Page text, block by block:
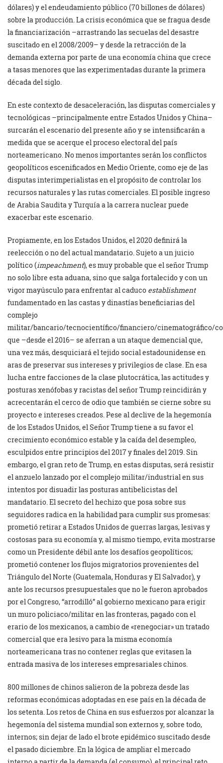
dólares) y el endeudamiento público (70 billones de dólares)
sobre la producción. La crisis económica que se fragua desde
la financiarización –arrastrando las secuelas del desastre
suscitado en el 2008/2009– y desde la retracción de la
demanda externa por parte de una economía china que crece
a tasas menores que las experimentadas durante la primera
década del siglo.
En este contexto de desaceleración, las disputas comerciales y
tecnológicas –principalmente entre Estados Unidos y China–
surcarán el escenario del presente año y se intensificarán a
medida que se acerque el proceso electoral del país
norteamericano. No menos importantes serán los conflictos
geopolíticos escenificados en Medio Oriente, como eje de las
disputas interimperialistas en el propósito de controlar los
recursos naturales y las rutas comerciales. El posible ingreso
de Arabia Saudita y Turquía a la carrera nuclear puede
exacerbar este escenario.
Propiamente, en los Estados Unidos, el 2020 definirá la
reelección o no del actual mandatario. Sujeto a un juicio
político (impeachment), es muy probable que el señor Trump
no solo libre esta aduana, sino que salga fortalecido y con un
vigor mayúsculo para enfrentar al caduco establishment
fundamentado en las castas y dinastías beneficiarias del
complejo
militar/bancario/tecnocientífico/financiero/cinematográfico/
que –desde el 2016– se aferran a un ataque demencial que,
una vez más, desquiciará el tejido social estadounidense en
aras de preservar sus intereses y privilegios de clase. En esa
lucha entre facciones de la clase plutocrática, las actitudes y
posturas xenófobas y racistas del señor Trump reincidirán y
acrecentarán el cerco de odio que también se cierne sobre su
proyecto e intereses creados. Pese al declive de la hegemonía
de los Estados Unidos, el Señor Trump tiene a su favor el
crecimiento económico estable y la caída del desempleo,
esculpidos entre principios del 2017 y finales del 2019. Sin
embargo, el gran reto de Trump, en estas disputas, será resistir
el anzuelo lanzado por el complejo militar/industrial en sus
intentos por disuadir las posturas antibelicistas del
mandatario. El secreto del hechizo que posa sobre sus
seguidores radica en la habilidad para cumplir sus promesas:
prometió retirar a Estados Unidos de guerras largas, lesivas y
costosas para su economía y, al mismo tiempo, evita mostrarse
como un Presidente débil ante los desafíos geopolíticos;
prometió contener los flujos migratorios provenientes del
Triángulo del Norte (Guatemala, Honduras y El Salvador), y
ante los recursos presupuestales que no le fueron aprobados
por el Congreso, “arrodilló” al gobierno mexicano para erigir
un muro policiaco/militar en las fronteras, pagado con el
erario de los mexicanos, a cambio de «renegociar» un tratado
comercial que era lesivo para la misma economía
norteamericana tras no contener reglas que evitasen la
entrada masiva de los intereses empresariales chinos.
800 millones de chinos salieron de la pobreza desde las
reformas económicas adoptadas en ese país en la década de
los setenta. Los retos de China en sus esfuerzos por alcanzar la
hegemonía del sistema mundial son externos y, sobre todo,
internos; sin dejar de lado el brote epidémico suscitado desde
el pasado diciembre. En la lógica de ampliar el mercado